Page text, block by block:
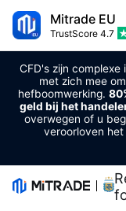
Mitrade EU
TrustScore 4.7
CFD's zijn
met zich mee
hefboomwerking.
geld bij het
overwegen of u
veroorloven